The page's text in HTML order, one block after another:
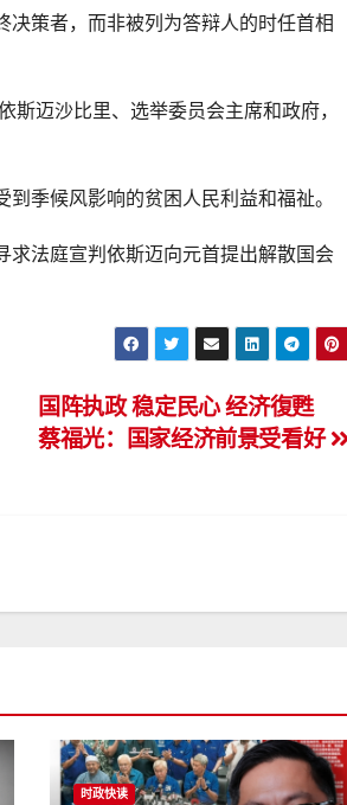
决策者，而非被列为答辩人的时任首相
迈沙比里、选举委员会主席和政府，
季候风影响的贫困人民利益和福祉。
求法庭宣判依斯迈向元首提出解散国会
国阵执政 稳定民心 经济復甦
蔡福光：国家经济前景受看好
时政快读